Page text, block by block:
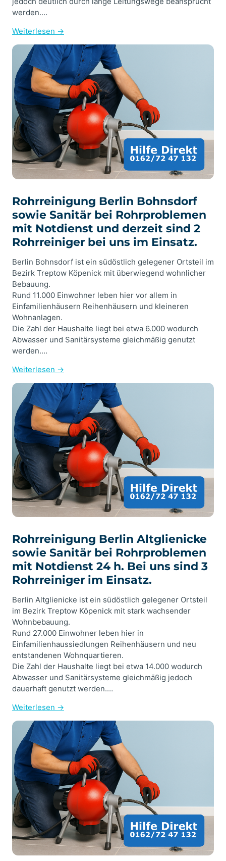
werden.…
Weiterlesen →
Rohrreinigung Berlin Bohnsdorf
sowie Sanitär bei Rohrproblemen
mit Notdienst und derzeit sind 2
Rohrreiniger bei uns im Einsatz.
Berlin Bohnsdorf ist ein südöstlich gelegener Ortsteil im
Bezirk Treptow Köpenick mit überwiegend wohnlicher
Bebauung.
Rund 11.000 Einwohner leben hier vor allem in
Einfamilienhäusern Reihenhäusern und kleineren
Wohnanlagen.
Die Zahl der Haushalte liegt bei etwa 6.000 wodurch
Abwasser und Sanitärsysteme gleichmäßig genutzt
werden.…
Weiterlesen →
Rohrreinigung Berlin Altglienicke
sowie Sanitär bei Rohrproblemen
mit Notdienst 24 h. Bei uns sind 3
Rohrreiniger im Einsatz.
Berlin Altglienicke ist ein südöstlich gelegener Ortsteil
im Bezirk Treptow Köpenick mit stark wachsender
Wohnbebauung.
Rund 27.000 Einwohner leben hier in
Einfamilienhaussiedlungen Reihenhäusern und neu
entstandenen Wohnquartieren.
Die Zahl der Haushalte liegt bei etwa 14.000 wodurch
Abwasser und Sanitärsysteme gleichmäßig jedoch
dauerhaft genutzt werden.…
Weiterlesen →